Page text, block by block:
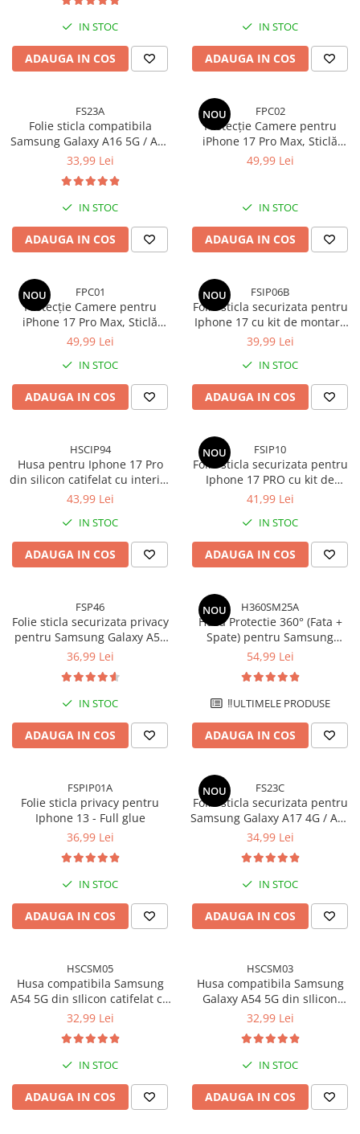
Pachete Husă + Folie
Pachete 2 Folii de Sticlă
Produse
IN STOC
ADAUGA IN COS
IN STOC
ADAUGA IN COS
FS23A
Folie sticla compatibila
Samsung Galaxy A16 5G / A16
4G - Full glue
33,99 Lei
IN STOC
ADAUGA IN COS
NOU FPC02
Protecție Camere pentru
iPhone 17 Pro Max, Sticlă
Securizată Full Cover cu Ramă
49,99 Lei
IN STOC
ADAUGA IN COS
NOU FPC01
Protecție Camere pentru
iPhone 17 Pro Max, Sticlă
Securizată Full Cover cu Ramă
49,99 Lei
IN STOC
ADAUGA IN COS
NOU FSIP06B
Folie sticla securizata pentru
Iphone 17 cu kit de montare
inclus - Claritate Ultra HD,
Protectie Anti-Zgarieturi si
Socuri
39,99 Lei
IN STOC
ADAUGA IN COS
HSCIP94
Husa pentru Iphone 17 Pro
din silicon catifelat cu interior
din microfibra si protectie la
43,99 Lei
IN STOC
ADAUGA IN COS
NOU FSIP10
Folie sticla securizata pentru
Iphone 17 PRO cu kit de
montare inclus - Claritate
suprafata, Protectie Anti-
Zgarieturi si Socuri
41,99 Lei
IN STOC
ADAUGA IN COS
FSP46
Folie sticla securizata privacy
pentru Samsung Galaxy A56
Usoara
36,99 Lei
IN STOC
ADAUGA IN COS
NOU H360SM25A
Husa Protectie 360° (Fata +
Spate) pentru Samsung
Galaxy A16, Transparenta cu
Completa
54,99 Lei
‼️ULTIMELE PRODUSE
ADAUGA IN COS
FSPIP01A
Folie sticla privacy pentru
Iphone 13 - Full glue
36,99 Lei
IN STOC
ADAUGA IN COS
NOU FS23C
Folie sticla securizata pentru
Samsung Galaxy A17 4G / A17
5G cu kit de montare inclus -
toata suprafata, Protectie
Anti-Zgarieturi si Socuri
34,99 Lei
IN STOC
ADAUGA IN COS
HSCSM05
Husa compatibila Samsung
A54 5G din sIlicon catifelat cu
interior din microfibra si
inchis
32,99 Lei
IN STOC
ADAUGA IN COS
HSCSM03
Husa compatibila Samsung
Galaxy A54 5G din sIlicon
catifelat cu interior din
camere - Negru
32,99 Lei
IN STOC
ADAUGA IN COS